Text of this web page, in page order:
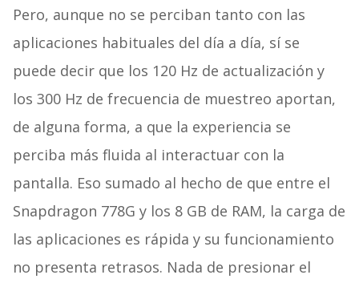
Pero, aunque no se perciban tanto con las
aplicaciones habituales del día a día, sí se
puede decir que los 120 Hz de actualización y
los 300 Hz de frecuencia de muestreo aportan,
de alguna forma, a que la experiencia se
perciba más fluida al interactuar con la
pantalla. Eso sumado al hecho de que entre el
Snapdragon 778G y los 8 GB de RAM, la carga de
las aplicaciones es rápida y su funcionamiento
no presenta retrasos. Nada de presionar el